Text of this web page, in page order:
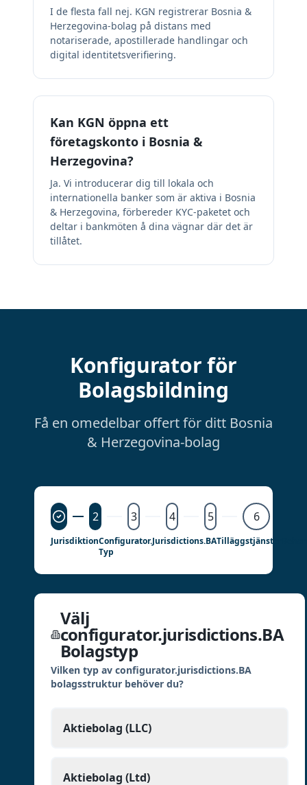
I de flesta fall nej. KGN registrerar Bosnia &
Herzegovina-bolag på distans med
notariserade, apostillerade handlingar och
digital identitetsverifiering.
Kan KGN öppna ett
företagskonto i Bosnia &
Herzegovina?
Ja. Vi introducerar dig till lokala och
internationella banker som är aktiva i Bosnia
& Herzegovina, förbereder KYC-paketet och
deltar i bankmöten å dina vägnar där det är
tillåtet.
Konfigurator för
Bolagsbildning
Få en omedelbar offert för ditt Bosnia
& Herzegovina-bolag
2 3 4 5 6
JurisdiktionConfigurator.jurisdictions.BA
Typ
Tilläggstjänster
Välj
configurator.jurisdictions.BA
Bolagstyp
Vilken typ av configurator.jurisdictions.BA
bolagsstruktur behöver du?
Aktiebolag (LLC)
Aktiebolag (Ltd)